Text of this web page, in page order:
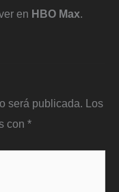
en HBO Max.
será publicada. Los
con *